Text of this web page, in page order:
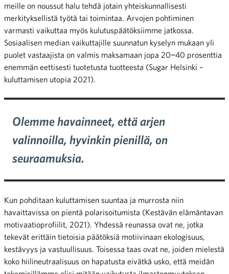
meille on noussut halu tehdä jotain yhteiskunnallisesti
merkityksellistä työtä tai toimintaa. Arvojen pohtiminen
varmasti vaikuttaa myös kulutuspäätöksiimme jatkossa.
Sosiaalisen median vaikuttajille suunnatun kyselyn mukaan yli
puolet vastaajista on valmis maksamaan jopa 20−40 prosenttia
enemmän eettisesti tuotetusta tuotteesta (Sugar Helsinki –
kuluttamisen utopia 2021).
Olemme havainneet, että arjen
valinnoilla, hyvinkin pienillä, on
seuraamuksia.
Kun pohditaan kuluttamisen suuntaa ja murrosta niin
havaittavissa on pientä polarisoitumista (Kestävän elämäntavan
motivaatioprofiilit, 2021). Yhdessä reunassa ovat ne, jotka
tekevät erittäin tietoisia päätöksiä motiivinaan ekologisuus,
kestävyys ja vastuullisuus. Toisessa taas ovat ne, joiden mielestä
koko hiilineutraalisuus on hapatusta eivätkä usko, että meidän